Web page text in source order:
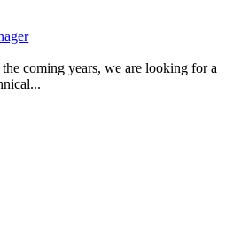
coming years, we are looking for a